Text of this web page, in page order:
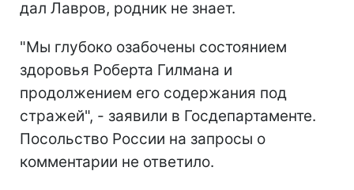
дал Лавров, родник не знает.
"Мы глубоко озабочены состоянием
здоровья Роберта Гилмана и
продолжением его содержания под
стражей", - заявили в Госдепартаменте.
Посольство России на запросы о
комментарии не ответило.